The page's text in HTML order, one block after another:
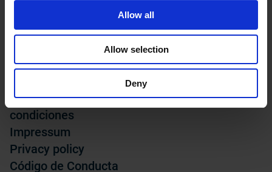
Allow all
Allow selection
Deny
Sobre nosotros
Sectores
Términos y
condiciones
Impressum
Privacy policy
Código de Conducta
Contacto
Career (SE)
Downloads
Newsroom